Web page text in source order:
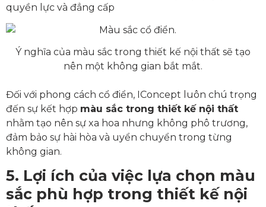
quyền lực và đẳng cấp
Ý nghĩa của màu sắc trong thiết kế nội thất sẽ tạo
nên một không gian bắt mắt.
Đối với phong cách cổ điển, IConcept luôn chú trọng
đến sự kết hợp màu sắc trong thiết kế nội thất
nhằm tạo nên sự xa hoa nhưng không phô trương,
đảm bảo sự hài hòa và uyển chuyển trong từng
không gian.
5. Lợi ích của việc lựa chọn màu
sắc phù hợp trong thiết kế nội